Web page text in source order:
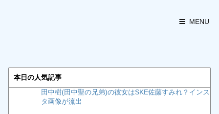
MENU
本日の人気記事
田中樹(田中聖の兄弟)の彼女はSKE佐藤すみれ？インス
タ画像が流出